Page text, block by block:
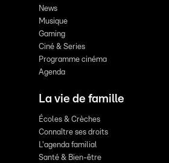
News
Musique
Gaming
Ciné & Series
Programme cinéma
Agenda
La vie de famille
Écoles & Crèches
Connaître ses droits
L'agenda familial
Santé & Bien-être